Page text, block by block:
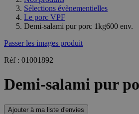
Sélections évènementielles
Le porc VPF
Demi-salami pur porc 1kg600 env.
Passer les images produit
Réf : 01001892
Demi-salami pur
Ajouter à ma liste d'envies